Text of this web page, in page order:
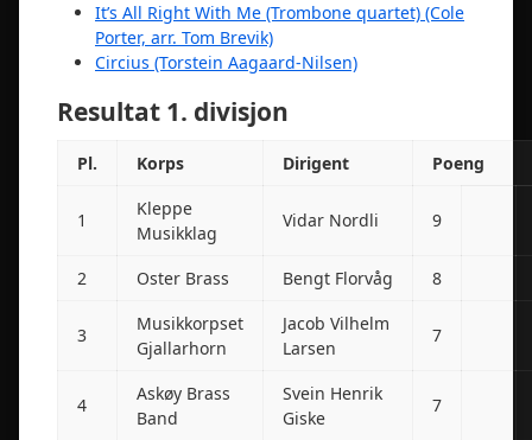
It’s All Right With Me (Trombone quartet) (Cole
Porter, arr. Tom Brevik)
Circius (Torstein Aagaard-Nilsen)
Resultat 1. divisjon
Pl. Korps Dirigent Poeng
1
Kleppe
Musikklag
Vidar Nordli 9
2 Oster Brass Bengt Florvåg 8
3
Musikkorpset
Gjallarhorn
Jacob Vilhelm
Larsen
7
4
Askøy Brass
Band
Svein Henrik
Giske
7